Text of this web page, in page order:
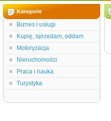
Kategorie
Biznes i usługi
Kupię, sprzedam, oddam
Motoryzacja
Nieruchomości
Praca i nauka
Turystyka